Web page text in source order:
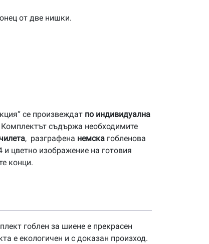
от две нишки.
се произвеждат по индивидуална
Комплектът съдържа необходимите
, разграфена немска гобленова
цветно изображение на готовия
конци.
гоблен за шиене е прекрасен
е екологичен и с доказан произход.